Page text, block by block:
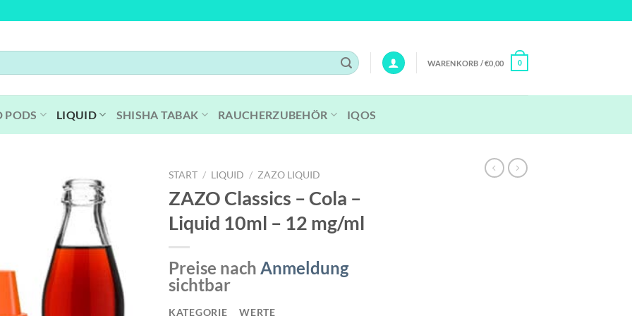
WARENKORB /€0,00 0
PODS LIQUID SHISHA TABAK RAUCHERZUBEHÖR IQOS
START / LIQUID / ZAZO LIQUID
ZAZO Classics – Cola –
Liquid 10ml – 12 mg/ml
Preise nach Anmeldung
sichtbar
KATEGORIE
WERTE